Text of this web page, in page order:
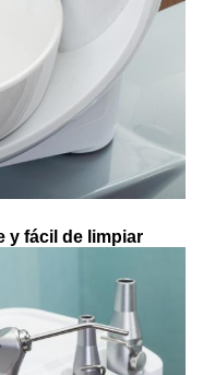
y fácil de limpiar